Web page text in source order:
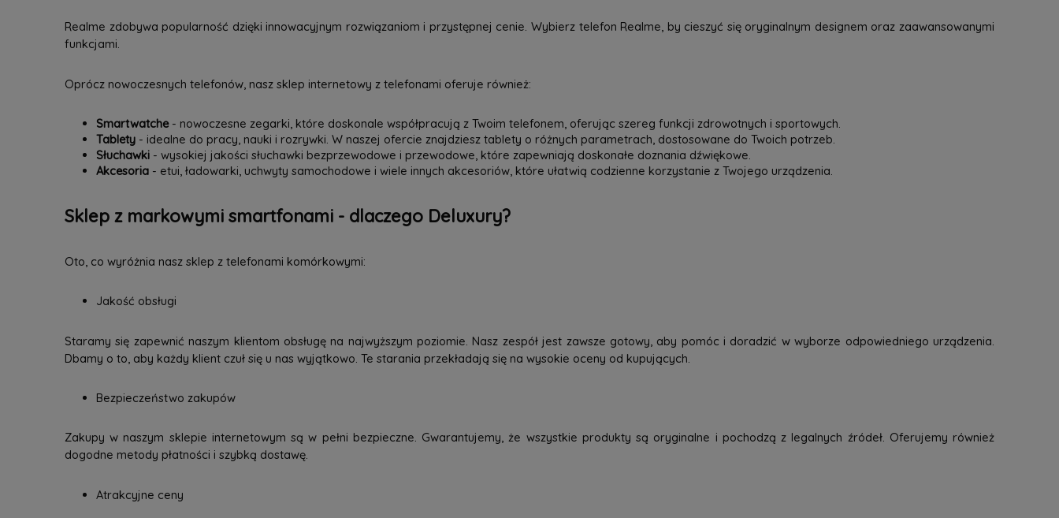
Realme zdobywa popularność dzięki innowacyjnym rozwiązaniom i przystępnej cenie. Wybierz telefon Realme, by cieszyć się oryginalnym designem oraz zaawansowanymi
funkcjami.
Oprócz nowoczesnych telefonów, nasz sklep internetowy z telefonami oferuje również:
Smartwatche- nowoczesne zegarki, które doskonale współpracują z Twoim telefonem, oferując szereg funkcji zdrowotnych i sportowych.
Tablety - idealne do pracy, nauki i rozrywki. W naszej ofercie znajdziesz tablety o różnych parametrach, dostosowane do Twoich potrzeb.
Słuchawki - wysokiej jakości słuchawki bezprzewodowe i przewodowe, które zapewniają doskonałe doznania dźwiękowe.
Akcesoria - etui, ładowarki, uchwyty samochodowe i wiele innych akcesoriów, które ułatwią codzienne korzystanie z Twojego urządzenia.
Sklep z markowymi smartfonami - dlaczego Deluxury?
Oto, co wyróżnia nasz sklep z telefonami komórkowymi:
Jakość obsługi
Staramy się zapewnić naszym klientom obsługę na najwyższym poziomie. Nasz zespół jest zawsze gotowy, aby pomóc i doradzić w wyborze odpowiedniego urządzenia.
Dbamy o to, aby każdy klient czuł się u nas wyjątkowo. Te starania przekładają się na wysokie oceny od kupujących.
Bezpieczeństwo zakupów
Zakupy w naszym sklepie internetowym są w pełni bezpieczne. Gwarantujemy, że wszystkie produkty są oryginalne i pochodzą z legalnych źródeł. Oferujemy również
dogodne metody płatności i szybką dostawę.
Atrakcyjne ceny